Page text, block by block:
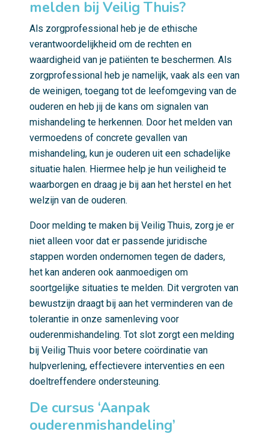
melden bij Veilig Thuis?
Als zorgprofessional heb je de ethische
verantwoordelijkheid om de rechten en
waardigheid van je patiënten te beschermen. Als
zorgprofessional heb je namelijk, vaak als een van
de weinigen, toegang tot de leefomgeving van de
ouderen en heb jij de kans om signalen van
mishandeling te herkennen. Door het melden van
vermoedens of concrete gevallen van
mishandeling, kun je ouderen uit een schadelijke
situatie halen. Hiermee help je hun veiligheid te
waarborgen en draag je bij aan het herstel en het
welzijn van de ouderen.
Door melding te maken bij Veilig Thuis, zorg je er
niet alleen voor dat er passende juridische
stappen worden ondernomen tegen de daders,
het kan anderen ook aanmoedigen om
soortgelijke situaties te melden. Dit vergroten van
bewustzijn draagt bij aan het verminderen van de
tolerantie in onze samenleving voor
ouderenmishandeling. Tot slot zorgt een melding
bij Veilig Thuis voor betere coördinatie van
hulpverlening, effectievere interventies en een
doeltreffendere ondersteuning.
De cursus ‘Aanpak
ouderenmishandeling’